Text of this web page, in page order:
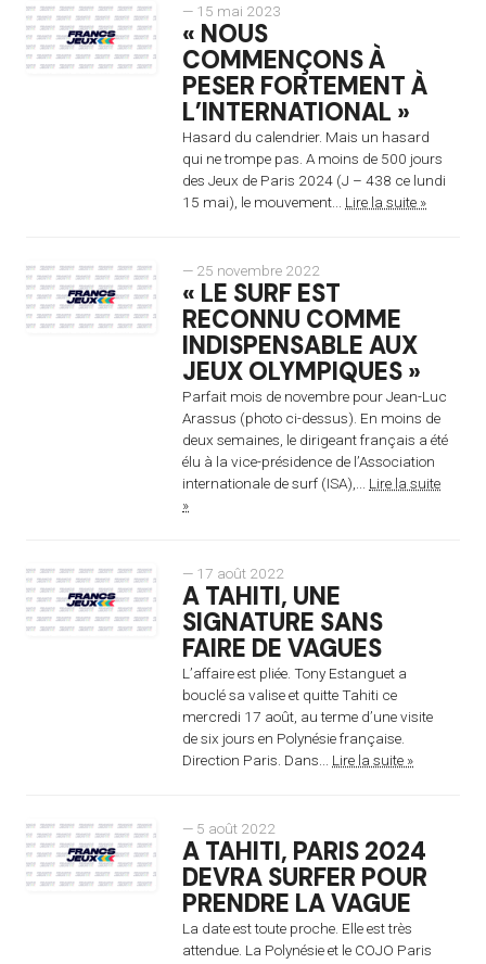
— 15 mai 2023
« NOUS
COMMENÇONS À
PESER FORTEMENT À
L’INTERNATIONAL »
Hasard du calendrier. Mais un hasard
qui ne trompe pas. A moins de 500 jours
des Jeux de Paris 2024 (J – 438 ce lundi
15 mai), le mouvement... Lire la suite »
— 25 novembre 2022
« LE SURF EST
RECONNU COMME
INDISPENSABLE AUX
JEUX OLYMPIQUES »
Parfait mois de novembre pour Jean-Luc
Arassus (photo ci-dessus). En moins de
deux semaines, le dirigeant français a été
élu à la vice-présidence de l’Association
internationale de surf (ISA),... Lire la suite
»
— 17 août 2022
A TAHITI, UNE
SIGNATURE SANS
FAIRE DE VAGUES
L’affaire est pliée. Tony Estanguet a
bouclé sa valise et quitte Tahiti ce
mercredi 17 août, au terme d’une visite
de six jours en Polynésie française.
Direction Paris. Dans... Lire la suite »
— 5 août 2022
A TAHITI, PARIS 2024
DEVRA SURFER POUR
PRENDRE LA VAGUE
La date est toute proche. Elle est très
attendue. La Polynésie et le COJO Paris